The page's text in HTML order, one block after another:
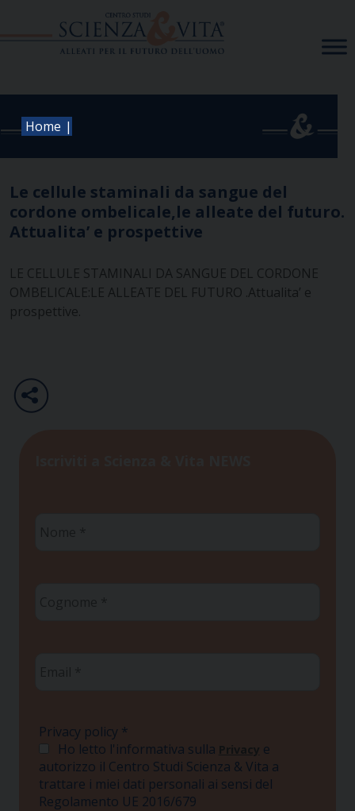
Home |
Le cellule staminali da sangue del
cordone ombelicale,le alleate del futuro.
Attualita’ e prospettive
LE CELLULE STAMINALI DA SANGUE DEL CORDONE
OMBELICALE:LE ALLEATE DEL FUTURO .Attualita’ e
prospettive.
Privacy policy *
Ho letto l'informativa sulla Privacy e
autorizzo il Centro Studi Scienza & Vita a
trattare i miei dati personali ai sensi del
Regolamento UE 2016/679